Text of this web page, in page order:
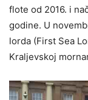
flote od 2016. i
godine. U
lorda (First Sea
Kraljevskoj